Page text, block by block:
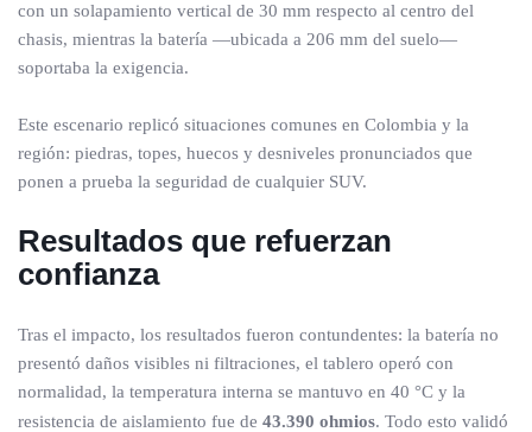
con un solapamiento vertical de 30 mm respecto al centro del
chasis, mientras la batería —ubicada a 206 mm del suelo—
soportaba la exigencia.
Este escenario replicó situaciones comunes en Colombia y la
región: piedras, topes, huecos y desniveles pronunciados que
ponen a prueba la seguridad de cualquier SUV.
Resultados que refuerzan
confianza
Tras el impacto, los resultados fueron contundentes: la batería no
presentó daños visibles ni filtraciones, el tablero operó con
normalidad, la temperatura interna se mantuvo en 40 °C y la
resistencia de aislamiento fue de 43.390 ohmios. Todo esto validó